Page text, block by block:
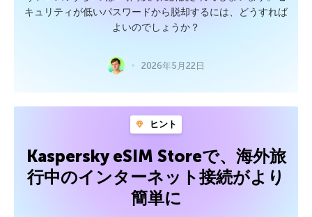
キュリティが低いパスワードから脱却するには、どうすれば
よいのでしょうか？
2026年5月22日
ヒント
Kaspersky eSIM Storeで、海外旅
行中のインターネット接続がより
簡単に